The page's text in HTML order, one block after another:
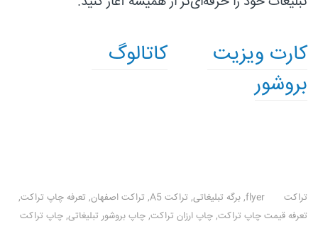
کارت ویزیت
کاتالوگ
بروشور
تراکت flyer
, برگه تبلیغاتی, تراکت A5 , تراکت اصفهان, تعرفه چاپ تراکت,
تعرفه قیمت چاپ تراکت, چاپ ارزان تراکت, چاپ بروشور تبلیغاتی, چاپ تراکت